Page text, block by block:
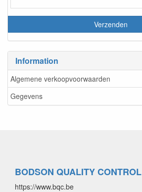
Information
Algemene verkoopvoorwaarden
Gegevens
BODSON QUALITY CONTROL
https://www.bqc.be